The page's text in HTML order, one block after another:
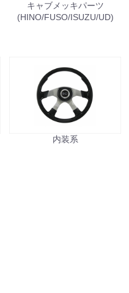
キャブメッキパーツ
(HINO/FUSO/ISUZU/UD)
内装系